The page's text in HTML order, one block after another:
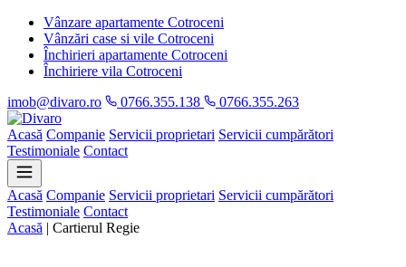
Vânzare apartamente Cotroceni
Vânzări case si vile Cotroceni
Închirieri apartamente Cotroceni
Închiriere vila Cotroceni
imob@divaro.ro
0766.355.138 0766.355.263
Acasă Companie Servicii proprietari Servicii cumpărători
Testimoniale Contact
Acasă Companie Servicii proprietari Servicii cumpărători
Testimoniale Contact
Acasă | Cartierul Regie